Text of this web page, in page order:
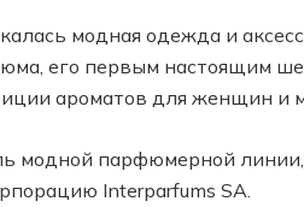
модная одежда и
его первым настоящим
ароматов для женщин и
модной парфюмерной
Interparfums SA.